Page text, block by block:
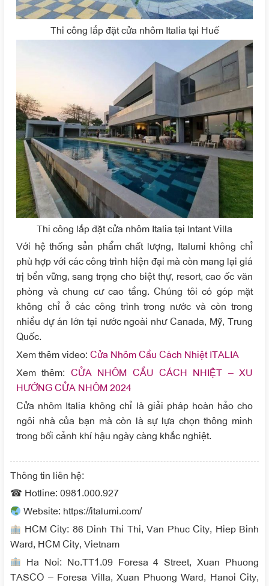
Thi công lắp đặt cửa nhôm Italia tại Huế
Thi công lắp đặt cửa nhôm Italia tại Intant Villa
Với hệ thống sản phẩm chất lượng, Italumi không chỉ
phù hợp với các công trình hiện đại mà còn mang lại giá
trị bền vững, sang trọng cho biệt thự, resort, cao ốc văn
phòng và chung cư cao tầng. Chúng tôi có góp mặt
không chỉ ở các công trình trong nước và còn trong
nhiều dự án lớn tại nước ngoài như Canada, Mỹ, Trung
Quốc.
Xem thêm video: Cửa Nhôm Cầu Cách Nhiệt ITALIA
Xem thêm: CỬA NHÔM CẦU CÁCH NHIỆT – XU
HƯỚNG CỬA NHÔM 2024
Cửa nhôm Italia không chỉ là giải pháp hoàn hảo cho
ngôi nhà của bạn mà còn là sự lựa chọn thông minh
trong bối cảnh khí hậu ngày càng khắc nghiệt.
Thông tin liên hệ:
☎ Hotline: 0981.000.927
Website: https://italumi.com/
HCM City: 86 Dinh Thi Thi, Van Phuc City, Hiep Binh
Ward, HCM City, Vietnam
Ha Noi: No.TT1.09 Foresa 4 Street, Xuan Phuong
TASCO – Foresa Villa, Xuan Phuong Ward, Hanoi City,